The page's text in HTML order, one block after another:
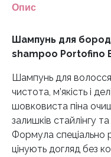
Опис
Шампунь для
shampoo Portofino
Шампунь для
чистота, м’якість і
шовковиста піна
залишків стайлінгу
Формула спеціально
цінують догляд без